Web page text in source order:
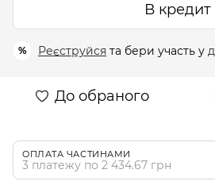
В кредит
% Реєструйся та бери участь у
До обраного
ОПЛАТА ЧАСТИНАМИ
3 платежу по 2 434.67 грн